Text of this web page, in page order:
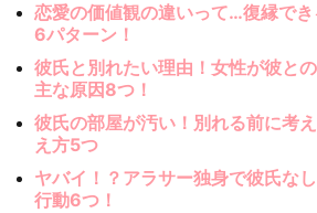
恋愛の価値観の違いって…復縁で
6パターン！
彼氏と別れたい理由！女性が彼と
主な原因8つ！
彼氏の部屋が汚い！別れる前に考
え方5つ
ヤバイ！？アラサー独身で彼氏な
行動6つ！